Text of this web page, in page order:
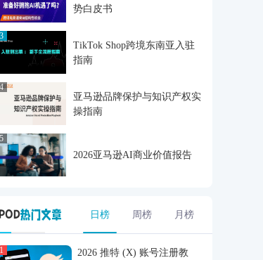
势白皮书
3
TikTok Shop跨境东南亚入驻
指南
4
亚马逊品牌保护与知识产权实
操指南
5
2026亚马逊AI商业价值报告
日榜 周榜 月榜
1
2026 推特 (X) 账号注册教